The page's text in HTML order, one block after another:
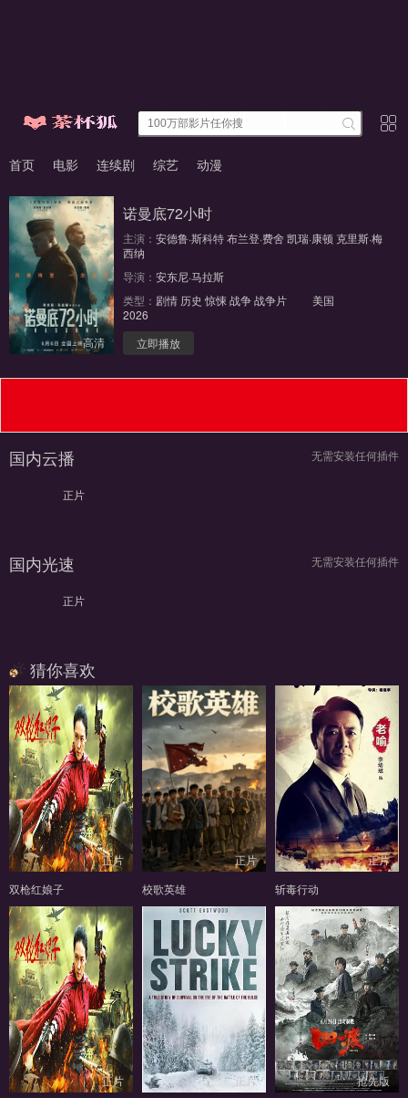
首页 电影 连续剧 综艺 动漫
高清
诺曼底72小时
主演： 安德鲁·斯科特布兰登·费舍 凯瑞·康顿 克里斯·梅
西纳
导演： 安东尼·马拉斯
类型： 剧情 历史 惊悚战争战争片
美国
2026
立即播放
福利入口
无需安装任何插件
国内云播
正片
无需安装任何插件
国内光速
正片
猜你喜欢
正片
双枪红娘子
正片
校歌英雄
正片
斩毒行动
正片
正片
抢先版